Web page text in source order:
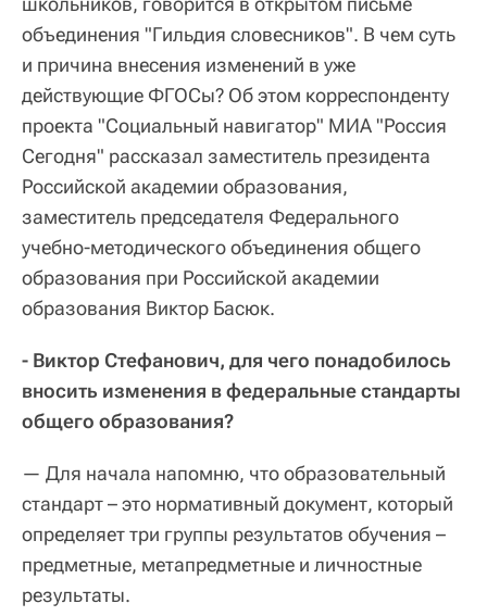
объединения "Гильдия словесников". В чем суть
и причина внесения изменений в уже
действующие ФГОСы? Об этом корреспонденту
проекта "Социальный навигатор" МИА "Россия
Сегодня" рассказал заместитель президента
Российской академии образования,
заместитель председателя Федерального
учебно-методического объединения общего
образования при Российской академии
образования Виктор Басюк.
- Виктор Стефанович, для чего понадобилось
вносить изменения в федеральные стандарты
общего образования?
— Для начала напомню, что образовательный
стандарт – это нормативный документ, который
определяет три группы результатов обучения –
предметные, метапредметные и личностные
результаты.